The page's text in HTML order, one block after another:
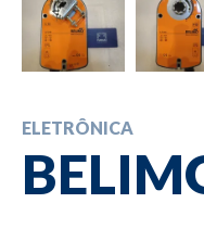
ELETRÔNICA